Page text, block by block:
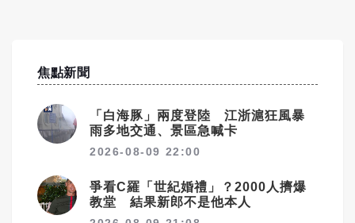
焦點新聞
「白海豚」兩度登陸 江浙滬狂風暴
雨多地交通、景區急喊卡
2026-08-09 22:00
爭看C羅「世紀婚禮」？2000人擠爆
教堂 結果新郎不是他本人